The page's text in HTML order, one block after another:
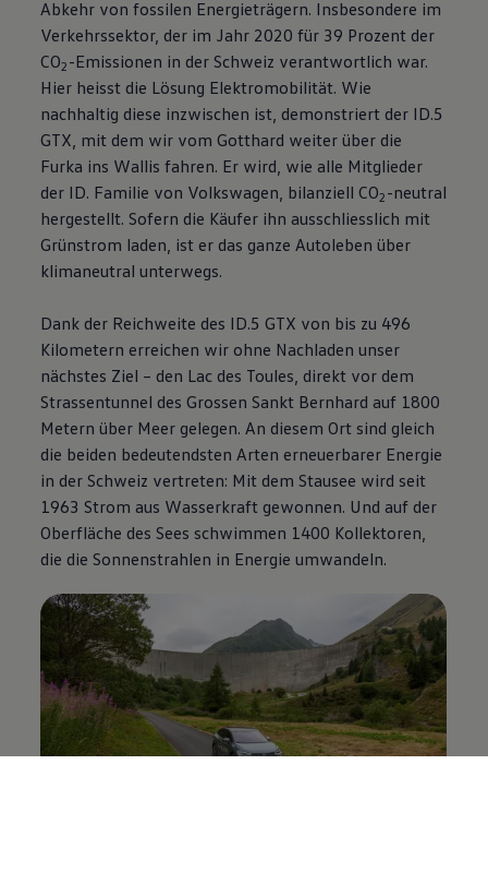
Abkehr von fossilen Energieträgern. Insbesondere im
Verkehrssektor, der im Jahr 2020 für 39 Prozent der
CO2 -Emissionen in der Schweiz verantwortlich war.
Hier heisst die Lösung Elektromobilität. Wie
nachhaltig diese inzwischen ist, demonstriert der ID.5
GTX, mit dem wir vom Gotthard weiter über die
Furka ins Wallis fahren. Er wird, wie alle Mitglieder
der ID. Familie von Volkswagen, bilanziell CO2 -neutral
hergestellt. Sofern die Käufer ihn ausschliesslich mit
Grünstrom laden, ist er das ganze Autoleben über
klimaneutral unterwegs.
Dank der Reichweite des ID.5 GTX von bis zu 496
Kilometern erreichen wir ohne Nachladen unser
nächstes Ziel – den Lac des Toules, direkt vor dem
Strassentunnel des Grossen Sankt Bernhard auf 1800
Metern über Meer gelegen. An diesem Ort sind gleich
die beiden bedeutendsten Arten erneuerbarer Energie
in der Schweiz vertreten: Mit dem Stausee wird seit
1963 Strom aus Wasserkraft gewonnen. Und auf der
Oberfläche des Sees schwimmen 1400 Kollektoren,
die die Sonnenstrahlen in Energie umwandeln.